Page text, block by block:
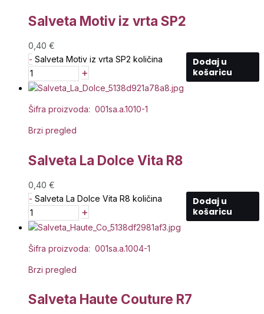
Salveta Motiv iz vrta SP2
0,40 €
- Salveta Motiv iz vrta SP2 količina
+
Dodaj u
košaricu
Šifra proizvoda: 001sa.a.1010-1
Brzi pregled
Salveta La Dolce Vita R8
0,40 €
- Salveta La Dolce Vita R8 količina
+
Dodaj u
košaricu
Šifra proizvoda: 001sa.a.1004-1
Brzi pregled
Salveta Haute Couture R7